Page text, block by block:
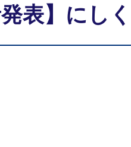
発表】にし